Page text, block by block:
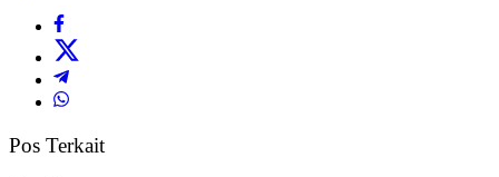
Pos Terkait